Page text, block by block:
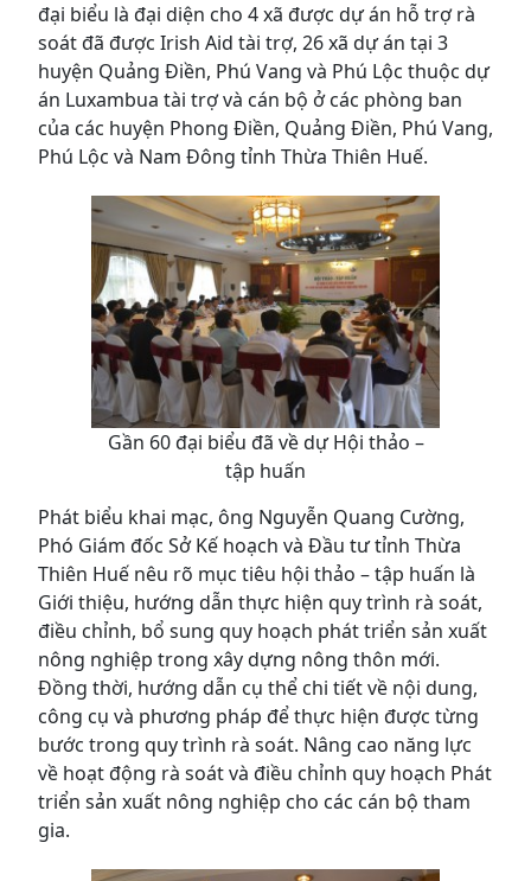
đại biểu là đại diện cho 4 xã được dự án hỗ trợ rà
soát đã được Irish Aid tài trợ, 26 xã dự án tại 3
huyện Quảng Điền, Phú Vang và Phú Lộc thuộc dự
án Luxambua tài trợ và cán bộ ở các phòng ban
của các huyện Phong Điền, Quảng Điền, Phú Vang,
Phú Lộc và Nam Đông tỉnh Thừa Thiên Huế.
Gần 60 đại biểu đã về dự Hội thảo –
tập huấn
Phát biểu khai mạc, ông Nguyễn Quang Cường,
Phó Giám đốc Sở Kế hoạch và Đầu tư tỉnh Thừa
Thiên Huế nêu rõ mục tiêu hội thảo – tập huấn là
Giới thiệu, hướng dẫn thực hiện quy trình rà soát,
điều chỉnh, bổ sung quy hoạch phát triển sản xuất
nông nghiệp trong xây dựng nông thôn mới.
Đồng thời, hướng dẫn cụ thể chi tiết về nội dung,
công cụ và phương pháp để thực hiện được từng
bước trong quy trình rà soát. Nâng cao năng lực
về hoạt động rà soát và điều chỉnh quy hoạch Phát
triển sản xuất nông nghiệp cho các cán bộ tham
gia.